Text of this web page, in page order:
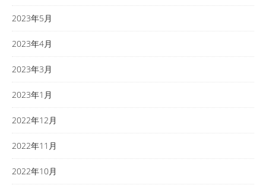
2023年5月
2023年4月
2023年3月
2023年1月
2022年12月
2022年11月
2022年10月